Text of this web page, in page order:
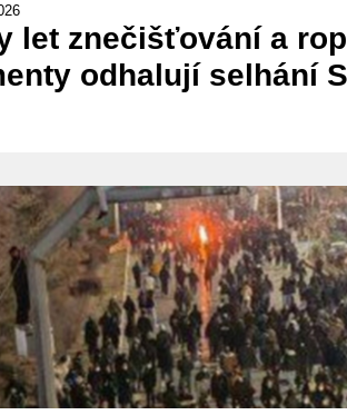
let znečišťování a
odhalují selhání